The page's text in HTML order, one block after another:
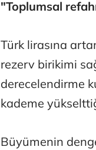
"Toplumsal
Türk lirasına
rezerv birikimi
derecelendirme
kademe
Büyümenin